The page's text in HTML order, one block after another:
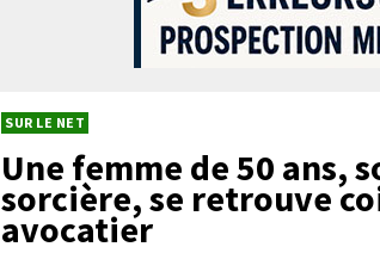
SUR LE NET
Une femme de 50 ans,
sorcière, se retrouve
avocatier